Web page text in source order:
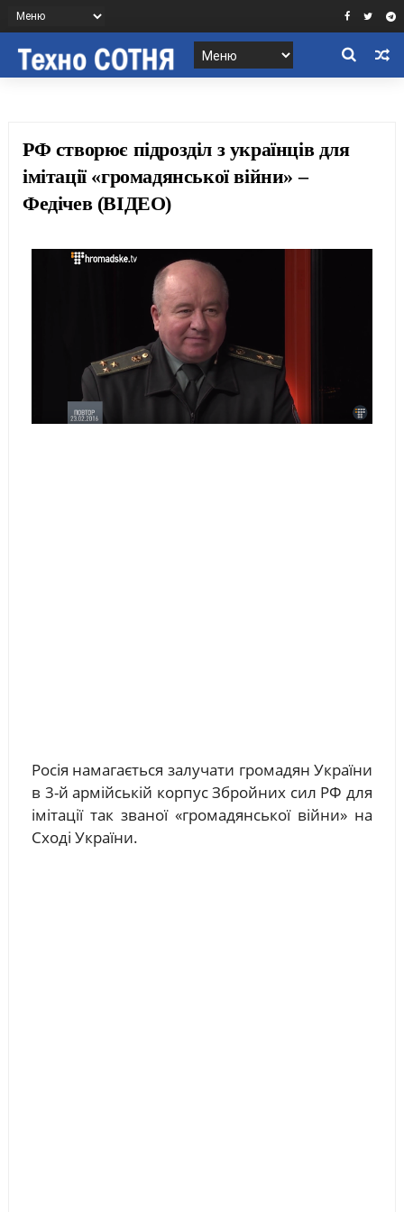
РФ створює підрозділ з українців для
імітації «громадянської війни» –
Федічев (ВІДЕО)
Росія намагається залучати громадян України
в 3-й армійській корпус Збройних сил РФ для
імітації так званої «громадянської війни» на
Сході України.